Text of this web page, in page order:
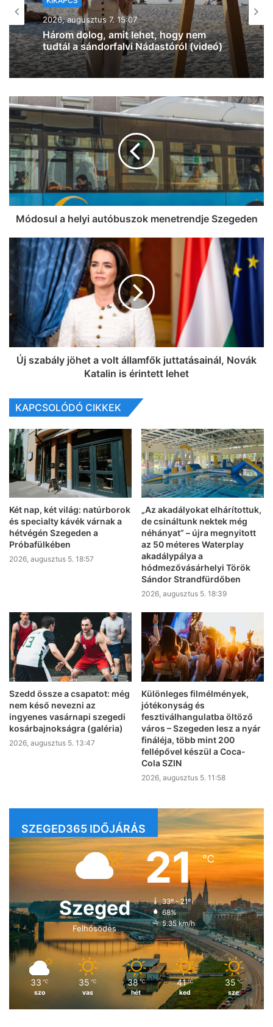
2026, augusztus 7. 12:27
Na, ez mennyire király már: 60 SZIN-
jegyet VIP-re húz fel a Coca-Cola
Szegeden!
Módosul a helyi autóbuszok menetrendje Szegeden
Új szabály jöhet a volt államfők juttatásainál, Novák
Katalin is érintett lehet
KAPCSOLÓDÓ CIKKEK
Két nap, két világ: natúrborok
és specialty kávék várnak a
hétvégén Szegeden a
Próbafülkében
2026, augusztus 5. 18:57
„Az akadályokat elhárítottuk,
de csináltunk nektek még
néhányat” – újra megnyitott
az 50 méteres Waterplay
akadálypálya a
hódmezővásárhelyi Török
Sándor Strandfürdőben
2026, augusztus 5. 18:39
Szedd össze a csapatot: még
nem késő nevezni az
ingyenes vasárnapi szegedi
kosárbajnokságra (galéria)
2026, augusztus 5. 13:47
Különleges filmélmények,
jótékonyság és
fesztiválhangulatba öltöző
város – Szegeden lesz a nyár
fináléja, több mint 200
fellépővel készül a Coca-
Cola SZIN
2026, augusztus 5. 11:58
SZEGED365 IDŐJÁRÁS
Szeged
Felhősödés
21℃
33º - 21º
68%
5.35 km/h
33 ℃
szo
35 ℃
vas
38 ℃
hét
41 ℃
ked
35 ℃
sze